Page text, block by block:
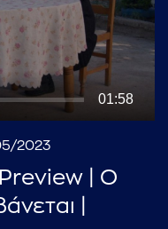
01:58
2023
| Ο
|